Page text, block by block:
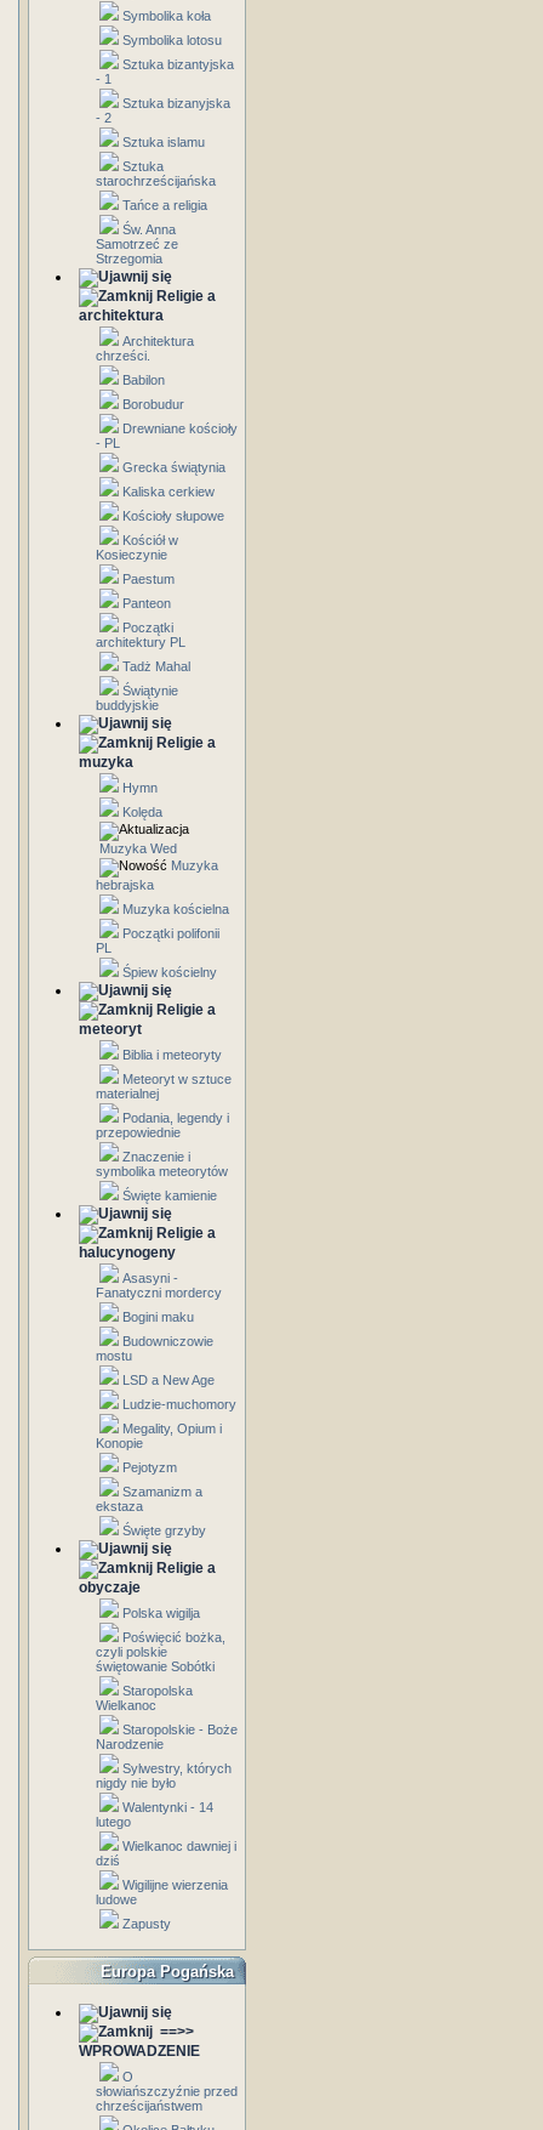
Symbolika koła
Symbolika lotosu
Sztuka bizantyjska
- 1
Sztuka bizanyjska
- 2
Sztuka islamu
Sztuka
starochrześcijańska
Tańce a religia
Św. Anna
Samotrzeć ze
Strzegomia
Religie a
architektura
Architektura
chrześci.
Babilon
Borobudur
Drewniane kościoły
- PL
Grecka świątynia
Kaliska cerkiew
Kościoły słupowe
Kościół w
Kosieczynie
Paestum
Panteon
Początki
architektury PL
Tadż Mahal
Świątynie
buddyjskie
Religie a
muzyka
Hymn
Kolęda
Muzyka Wed
Muzyka
hebrajska
Muzyka kościelna
Początki polifonii
PL
Śpiew kościelny
Religie a
meteoryt
Biblia i meteoryty
Meteoryt w sztuce
materialnej
Podania, legendy i
przepowiednie
Znaczenie i
symbolika meteorytów
Święte kamienie
Religie a
halucynogeny
Asasyni -
Fanatyczni mordercy
Bogini maku
Budowniczowie
mostu
LSD a New Age
Ludzie-muchomory
Megality, Opium i
Konopie
Pejotyzm
Szamanizm a
ekstaza
Święte grzyby
Religie a
obyczaje
Polska wigilja
Poświęcić bożka,
czyli polskie
świętowanie Sobótki
Staropolska
Wielkanoc
Staropolskie - Boże
Narodzenie
Sylwestry, których
nigdy nie było
Walentynki - 14
lutego
Wielkanoc dawniej i
dziś
Wigilijne wierzenia
ludowe
Zapusty
Europa Pogańska
==>>
WPROWADZENIE
O
słowiańszczyźnie przed
chrześcijaństwem